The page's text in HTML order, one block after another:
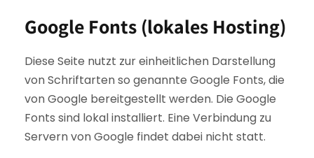
Google Fonts (lokales Hosting)
Diese Seite nutzt zur einheitlichen Darstellung
von Schriftarten so genannte Google Fonts, die
von Google bereitgestellt werden. Die Google
Fonts sind lokal installiert. Eine Verbindung zu
Servern von Google findet dabei nicht statt.